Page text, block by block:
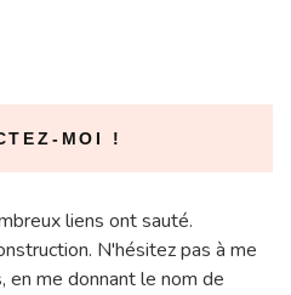
MOI !
liens ont sauté.
N'hésitez pas à me
en me donnant le nom de